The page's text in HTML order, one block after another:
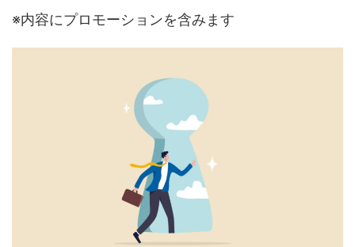
※内容にプロモーションを含みます